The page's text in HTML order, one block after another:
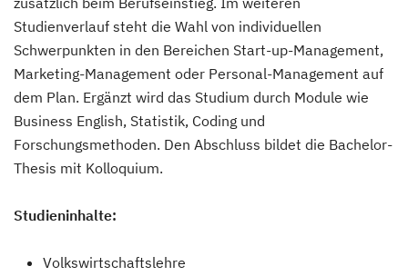
Studienverlauf steht die Wahl von individuellen
Schwerpunkten in den Bereichen Start-up-Management,
Marketing-Management oder Personal-Management auf
dem Plan. Ergänzt wird das Studium durch Module wie
Business English, Statistik, Coding und
Forschungsmethoden. Den Abschluss bildet die Bachelor-
Thesis mit Kolloquium.
Studieninhalte:
Volkswirtschaftslehre